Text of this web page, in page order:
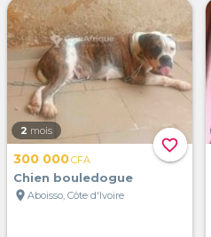
favorite_border
2 mois
300 000CFA
Chien bouledogue
location_on Aboisso, Côte d'Ivoire